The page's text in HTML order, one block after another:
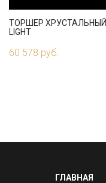
ТОРШЕР ХРУСТАЛЬНЫЙ
LIGHT
60 578 руб.
ГЛАВНАЯ